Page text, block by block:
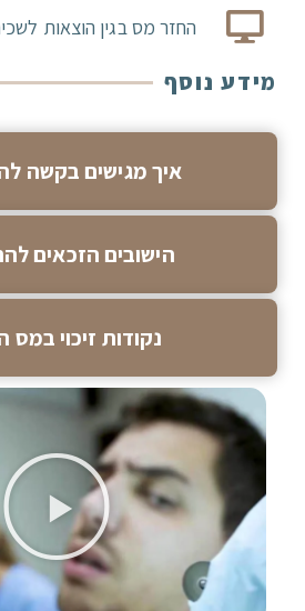
החזר מס בגין הוצאות
מידע נוסף
איך מגישים בקשה
הישובים הזכאים
נקודות זיכוי במס